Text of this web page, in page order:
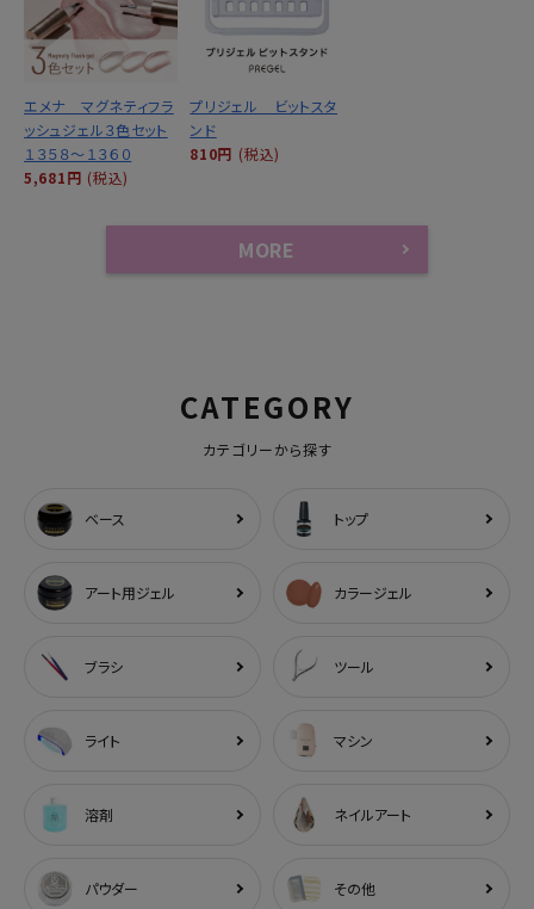
エメナ マグネティフラ
ッシュジェル３色セット
１３５８～１３６０
5,681円 (税込)
プリジェル ビットスタ
ンド
810円 (税込)
MORE
CATEGORY
カテゴリーから探す
ベース トップ
アート用ジェル カラージェル
ブラシ ツール
ライト マシン
溶剤 ネイルアート
パウダー その他